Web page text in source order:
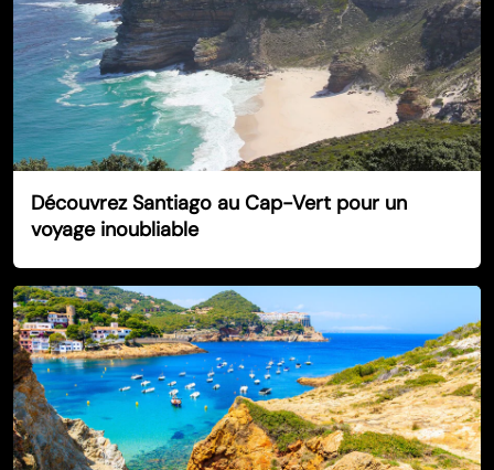
Découvrez Santiago au Cap-Vert pour un
voyage inoubliable